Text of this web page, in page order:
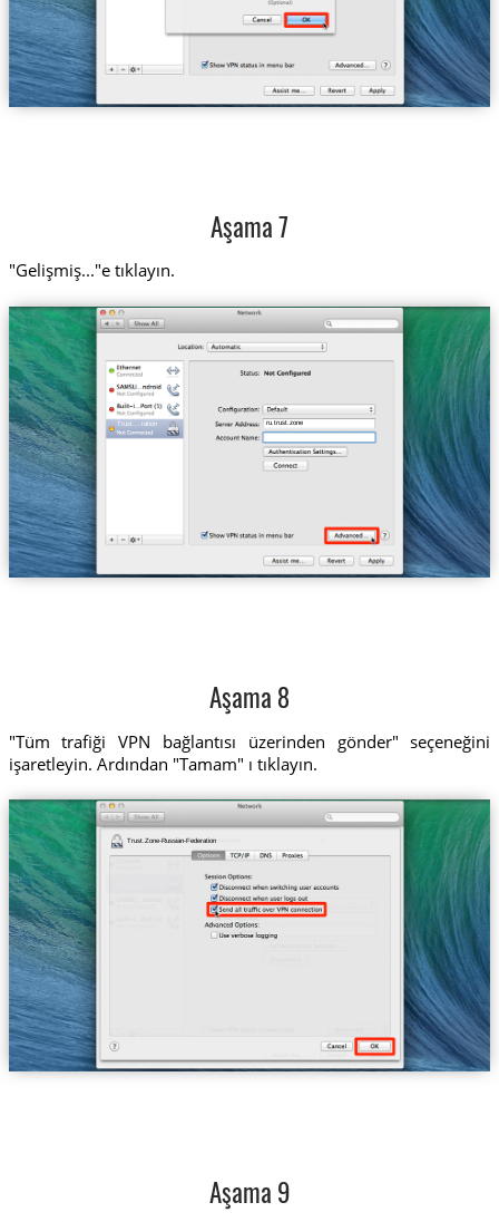
Aşama 7
"Gelişmiş..."e tıklayın.
Trust....ration ru.trust.zone
Aşama 8
"Tüm trafiği VPN bağlantısı üzerinden gönder" seçeneğini
işaretleyin. Ardından "Tamam" ı tıklayın.
Trust.Zone-Russian-Federation
Aşama 9